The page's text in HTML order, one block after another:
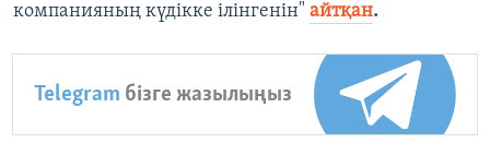
компанияның күдікке ілінгенін" айтқан.
Telegram бізге жазылыңыз